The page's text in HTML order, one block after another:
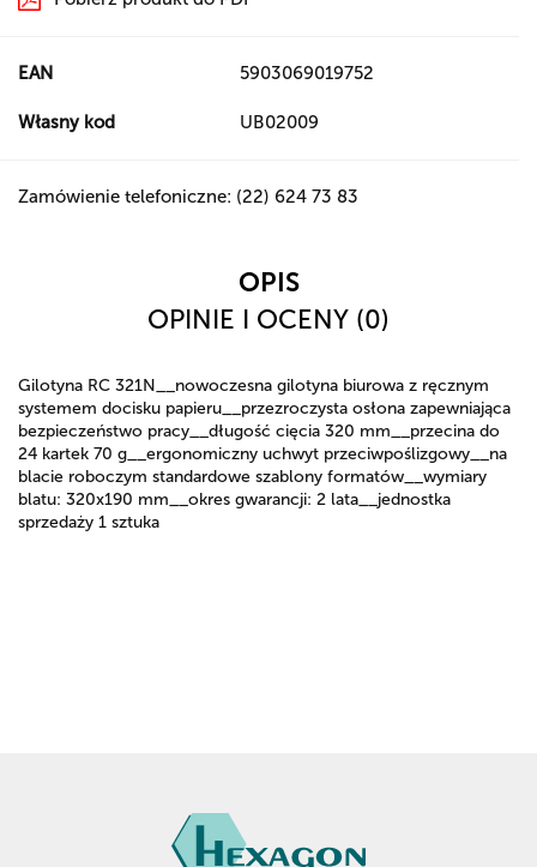
EAN 5903069019752
Własny kod UB02009
Zamówienie telefoniczne: (22) 624 73 83
OPIS
OPINIE I OCENY (0)
Gilotyna RC 321N__nowoczesna gilotyna biurowa z ręcznym
systemem docisku papieru__przezroczysta osłona zapewniająca
bezpieczeństwo pracy__długość cięcia 320 mm__przecina do
24 kartek 70 g__ergonomiczny uchwyt przeciwpoślizgowy__na
blacie roboczym standardowe szablony formatów__wymiary
blatu: 320x190 mm__okres gwarancji: 2 lata__jednostka
sprzedaży 1 sztuka